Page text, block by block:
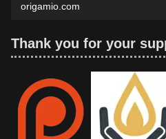
origamio.com
Thank you for your